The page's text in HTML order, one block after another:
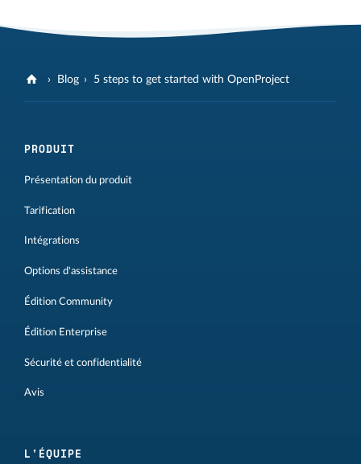
Blog 5 steps to get started with OpenProject
PRODUIT
Présentation du produit
Tarification
Intégrations
Options d'assistance
Édition Community
Édition Enterprise
Sécurité et confidentialité
Avis
L'ÉQUIPE